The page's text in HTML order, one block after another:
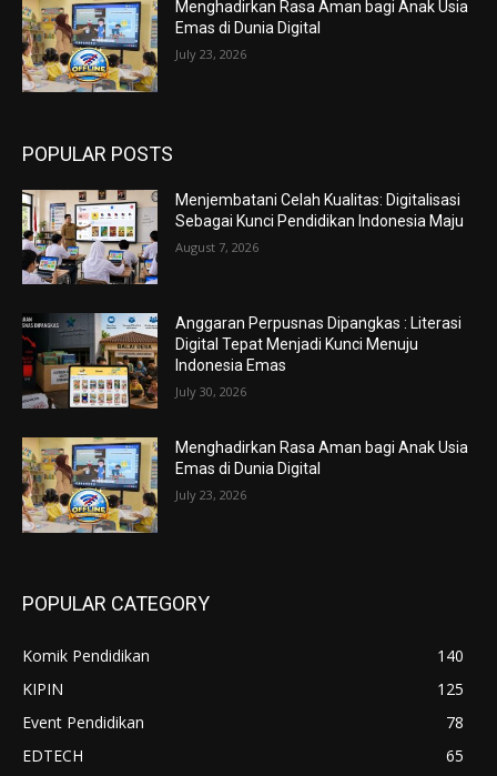
Menghadirkan Rasa Aman bagi Anak Usia
Emas di Dunia Digital
July 23, 2026
POPULAR POSTS
Menjembatani Celah Kualitas: Digitalisasi
Sebagai Kunci Pendidikan Indonesia Maju
August 7, 2026
Anggaran Perpusnas Dipangkas : Literasi
Digital Tepat Menjadi Kunci Menuju
Indonesia Emas
July 30, 2026
Menghadirkan Rasa Aman bagi Anak Usia
Emas di Dunia Digital
July 23, 2026
POPULAR CATEGORY
Komik Pendidikan
140
KIPIN
125
Event Pendidikan
78
EDTECH
65